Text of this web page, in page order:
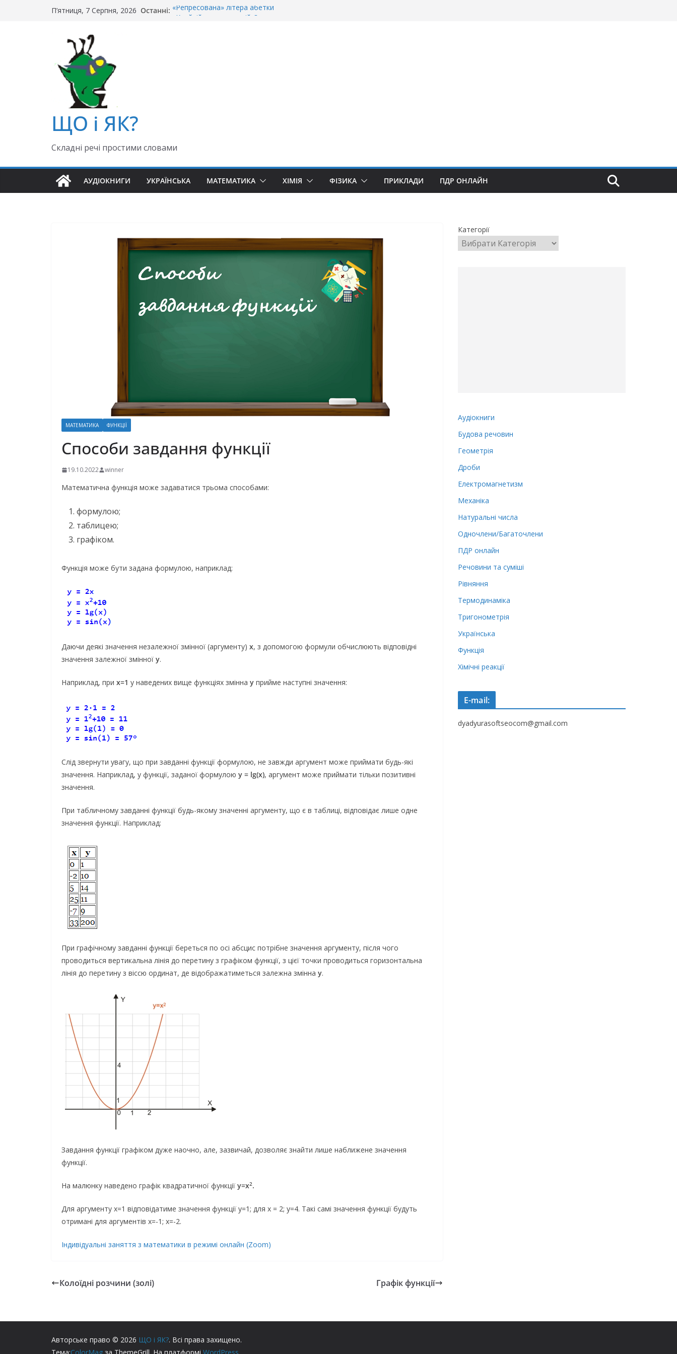
П’ятниця, 7 Серпня, 2026 Останні: «Репресована» літера абетки
ЩО і ЯК?
Складні речі простими словами
АУДІОКНИГИ УКРАЇНСЬКА МАТЕМАТИКА ХІМІЯ ФІЗИКА ПРИКЛАДИ ПДР ОНЛАЙН
МАТЕМАТИКА ФУНКЦІЇ
Способи завдання функції
19.10.2022 winner
Математична функція може задаватися трьома способами:
формулою;
таблицею;
графіком.
Функція може бути задана формулою, наприклад:
Даючи деякі значення незалежної змінної (аргументу) x, з допомогою формули обчислюють відповідні
значення залежної змінної y.
Наприклад, при x=1 у наведених вище функціях змінна y прийме наступні значення:
Слід звернути увагу, що при завданні функції формулою, не завжди аргумент може приймати будь-які
значення. Наприклад, у функції, заданої формулою y = lg(x), аргумент може приймати тільки позитивні
значення.
При табличному завданні функції будь-якому значенні аргументу, що є в таблиці, відповідає лише одне
значення функції. Наприклад:
При графічному завданні функції береться по осі абсцис потрібне значення аргументу, після чого
проводиться вертикальна лінія до перетину з графіком функції, з цієї точки проводиться горизонтальна
лінія до перетину з віссю ординат, де відображатиметься залежна змінна y.
Завдання функції графіком дуже наочно, але, зазвичай, дозволяє знайти лише наближене значення
функції.
На малюнку наведено графік квадратичної функції y=x2.
Для аргументу x=1 відповідатиме значення функції y=1; для x = 2; y=4. Такі самі значення функції будуть
отримані для аргументів x=-1; x=-2.
Індивідуальні заняття з математики в режимі онлайн (Zoom)
Колоїдні розчини (золі) Графік функції
Категорії
Аудіокниги
Будова речовин
Геометрія
Дроби
Електромагнетизм
Механіка
Натуральні числа
Одночлени/Багаточлени
ПДР онлайн
Речовини та суміші
Рівняння
Термодинаміка
Тригонометрія
Українська
Функція
Хімічні реакції
E-mail:
dyadyurasoftseocom@gmail.com
Авторське право © 2026 ЩО і ЯК?. Всі права захищено.